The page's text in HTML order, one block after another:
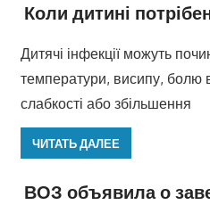
Коли дитині
Дитячі інфекції можуть
температури, висипу, болю
слабкості або збільшення
ЧИТАТЬ ДАЛЕЕ
ВОЗ объявила о